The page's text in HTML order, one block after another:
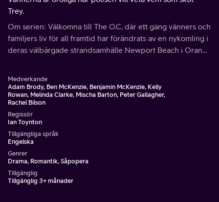
Trey.
Om serien: Välkomna till The O.C, där ett gäng vänners och
familjers liv för all framtid har förändrats av en nykomling i
deras välbärgade strandsamhälle Newport Beach i Orange
Medverkande
Adam Brody, Ben McKenzie, Benjamin McKenzie, Kelly
Rowan, Melinda Clarke, Mischa Barton, Peter Gallagher,
Rachel Bilson
Regissör
Ian Toynton
Tillgängliga språk
Engelska
Genrer
Drama, Romantik, Såpopera
Tillgänglig
Tillgänglig 3+ månader